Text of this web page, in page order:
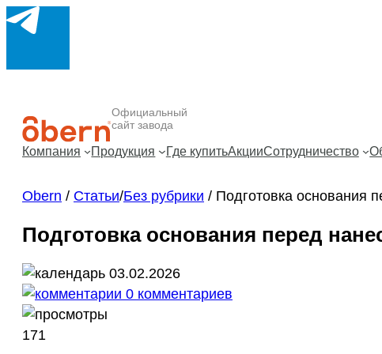
Официальный
сайт завода
Компания Продукция Где купитьАкцииСотрудничество
Obern / Статьи/Без рубрики / Подготовка основания
Подготовка основания перед
03.02.2026
0 комментариев
171